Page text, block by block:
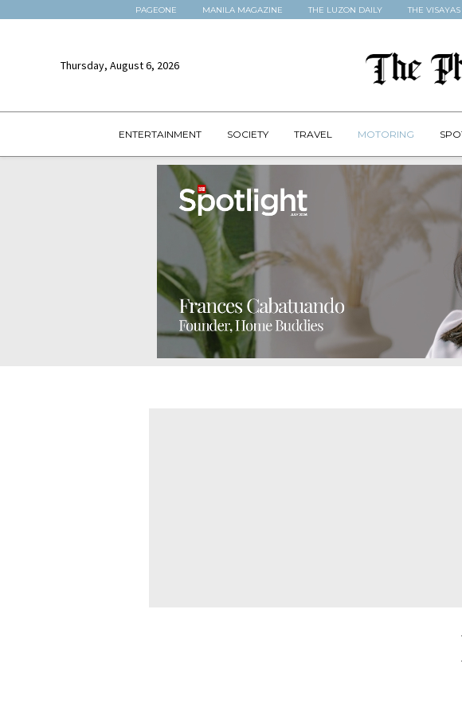
PAGEONE MANILA MAGAZINE THE LUZON DAILY THE
Thursday, August 6, 2026
ENTERTAINMENT SOCIETY TRAVEL MOTORING